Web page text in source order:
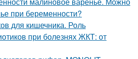
при беременности?
для кишечника. Роль
при болезнях ЖКТ: от